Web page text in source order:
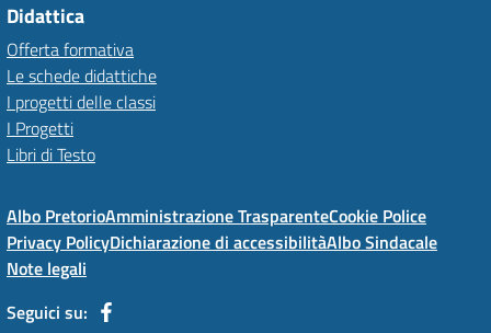
Didattica
Offerta formativa
Le schede didattiche
I progetti delle classi
I Progetti
Libri di Testo
Albo PretorioAmministrazione TrasparenteCookie Police
Privacy PolicyDichiarazione di accessibilitàAlbo Sindacale
Note legali
Seguici su: